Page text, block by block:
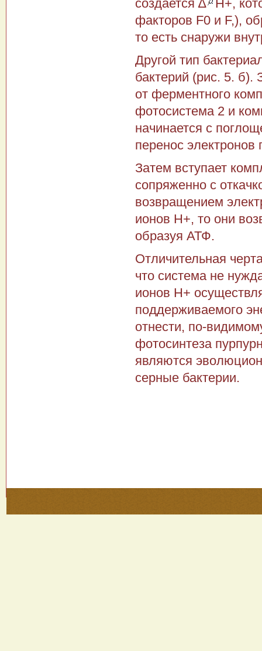
создается ∆
Н+,
факторов F0 и F,),
то есть снаружи
Другой тип
бактерий (рис. 5.
от фер­ментного
фотосистема 2 и
начинается с
перенос
Затем вступает
сопряженно с
возвращени­ем
ионов Н+, то они
образуя АТФ.
Отличительная
что система не
ионов Н+
поддерживаемого
отнести, по-
фото­синтеза
являются
серные бактерии.